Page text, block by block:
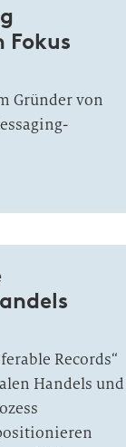
Gründer von
Records“
Handels und